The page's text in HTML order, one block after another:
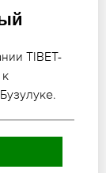
TIBET-